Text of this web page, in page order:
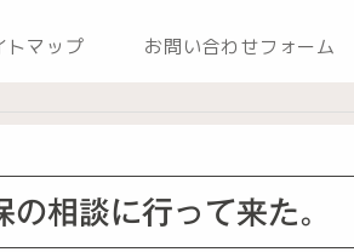
トマップ お問い合わせフォーム
相談に行って来た。